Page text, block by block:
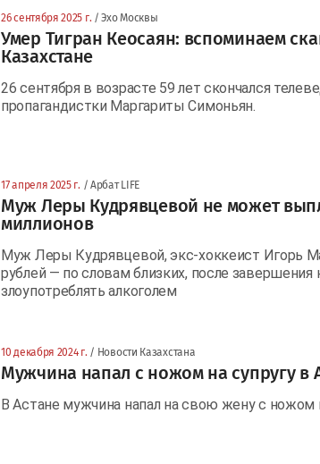
26 сентября 2025 г. / Эхо Москвы
Умер Тигран Кеосаян: вспоминаем
Казахстане
26 сентября в возрасте 59 лет скончался
пропагандистки Маргариты Симоньян.
17 апреля 2025 г. / Арбат LIFE
Муж Леры Кудрявцевой не может
миллионов
Муж Леры Кудрявцевой, экс-хоккеист Игорь
рублей — по словам близких, после завершения
злоупотреблять алкоголем
10 декабря 2024 г. / Новости Казахстана
Мужчина напал с ножом на супругу в
В Астане мужчина напал на свою жену с ножом